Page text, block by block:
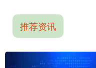
推荐资讯